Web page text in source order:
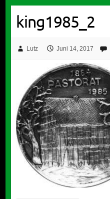
king1985_2
Lutz Juni 14, 2017